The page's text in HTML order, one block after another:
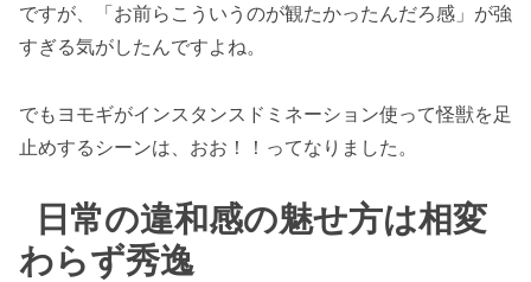
ですが、「お前らこういうのが観たかったんだろ感」が強
すぎる気がしたんですよね。
でもヨモギがインスタンスドミネーション使って怪獣を足
止めするシーンは、おお！！ってなりました。
日常の違和感の魅せ方は相変
わらず秀逸